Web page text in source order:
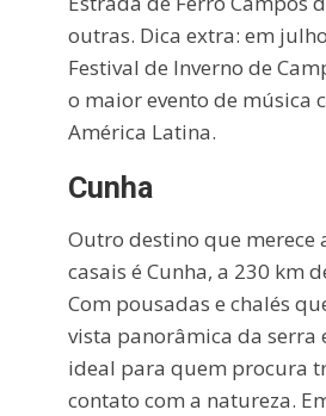
outras. Dica extra: em
Festival de Inverno de
o maior evento de música
América Latina.
Cunha
Outro destino que merece
casais é Cunha, a 230 km
Com pousadas e chalés
vista panorâmica da serra
ideal para quem procura
contato com a natureza.